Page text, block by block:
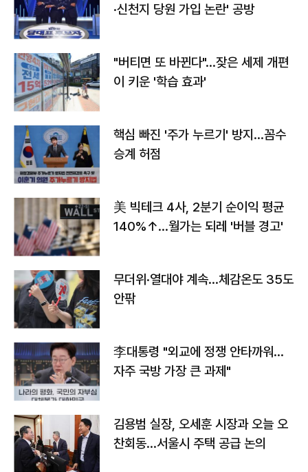
·신천지 당원 가입 논란' 공방
"버티면 또 바뀐다"…잦은 세제 개편
이 키운 '학습 효과'
핵심 빠진 '주가 누르기' 방지…꼼수
승계 허점
美 빅테크 4사, 2분기 순이익 평균
140%↑…월가는 되레 '버블 경고'
무더위·열대야 계속…체감온도 35도
안팎
李대통령 "외교에 정쟁 안타까워…
자주 국방 가장 큰 과제"
김용범 실장, 오세훈 시장과 오늘 오
찬회동...서울시 주택 공급 논의